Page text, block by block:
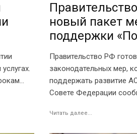
новый пакет
поддержки
Правительство РФ
законодательных мер,
поддержать развитие
Совете Федерации
Читать далее...